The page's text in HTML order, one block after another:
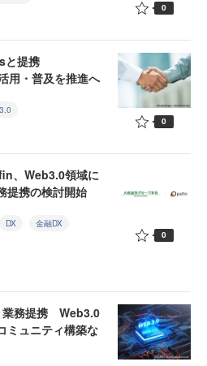
0
と提携
用・普及を推進へ
0
、Web3.0領域に
提携の検討開始
DX 金融DX
0
業務提携 Web3.0
ミュニティ構築な